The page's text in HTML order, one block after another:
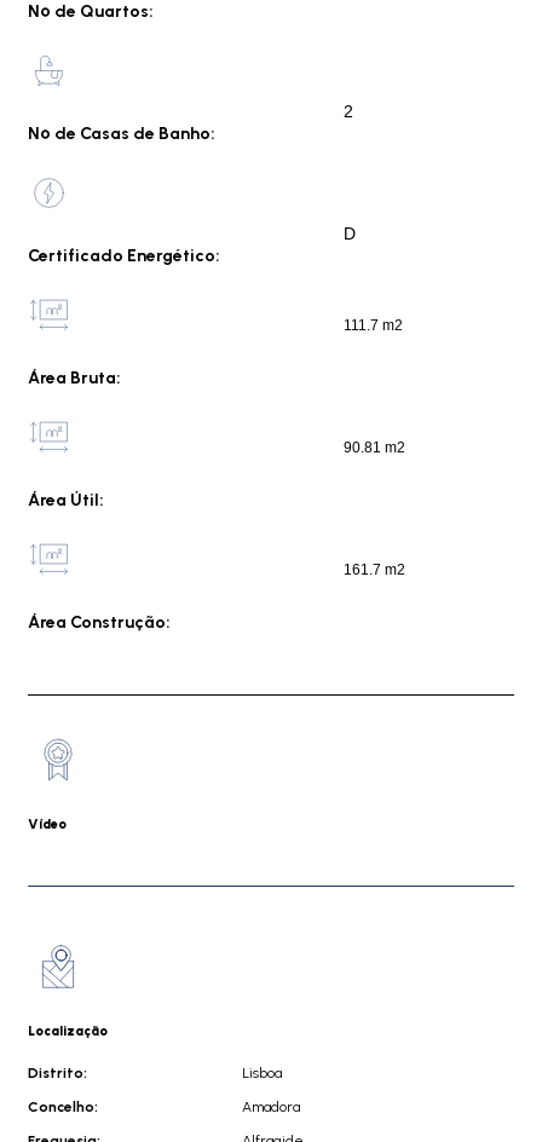
Nº de Quartos:
Nº de Casas de Banho:
2
Certificado Energético:
D
Área Bruta:
111.7 m2
Área Útil:
90.81 m2
Área Construção:
161.7 m2
Vídeo
Localização
Distrito:
Lisboa
Concelho:
Amadora